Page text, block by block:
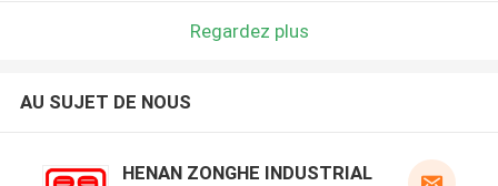
Regardez plus
AU SUJET DE NOUS
HENAN ZONGHE INDUSTRIAL